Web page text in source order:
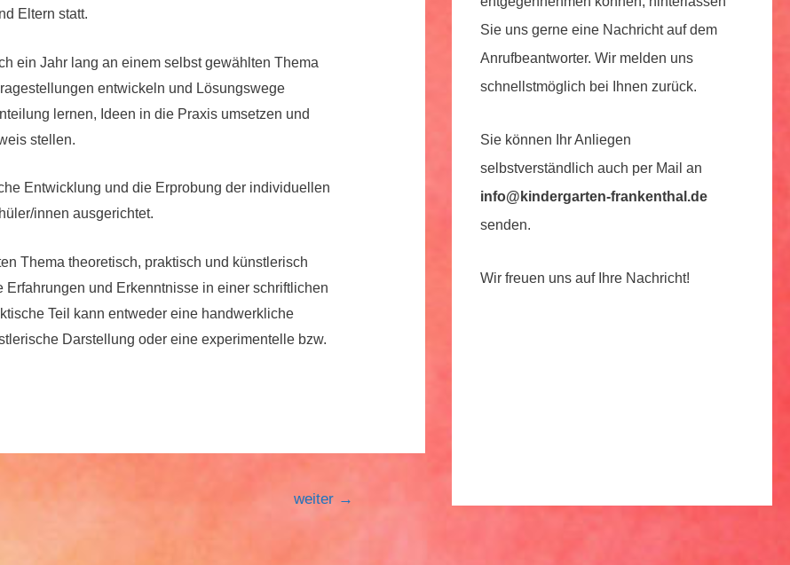
Eltern statt.
ein Jahr lang an einem selbst gewählten Thema
entwickeln und Lösungswege
lernen, Ideen in die Praxis umsetzen und
stellen.
Entwicklung und die Erprobung der individuellen
innen ausgerichtet.
Thema theoretisch, praktisch und künstlerisch
und Erkenntnisse in einer schriftlichen
Teil kann entweder eine handwerkliche
Darstellung oder eine experimentelle bzw.
weiter →
Sie uns gerne eine Nachricht auf dem
Anrufbeantworter. Wir melden uns
schnellstmöglich bei Ihnen zurück.
Sie können Ihr Anliegen
selbstverständlich auch per Mail an
info@kindergarten-frankenthal.de
senden.
Wir freuen uns auf Ihre Nachricht!